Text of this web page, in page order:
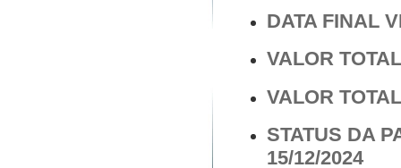
DATA FINAL
VALOR
VALOR
STATUS DA
15/12/2024